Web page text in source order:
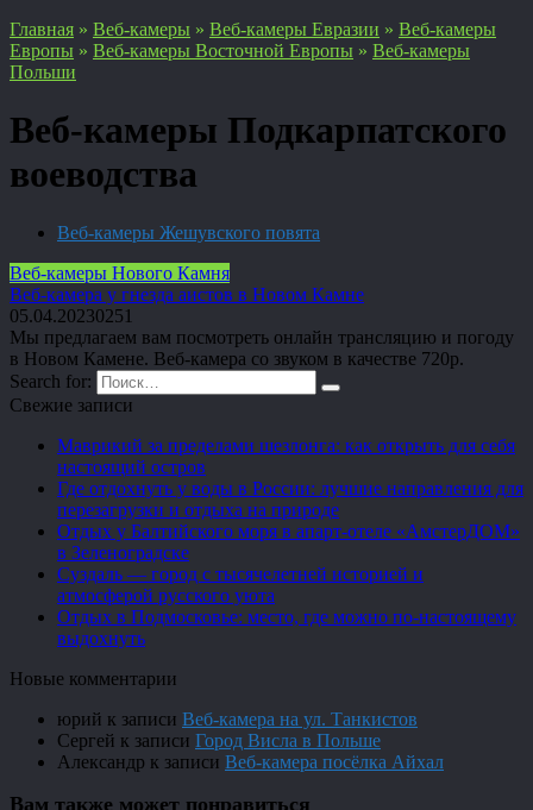
Главная » Веб-камеры » Веб-камеры Евразии » Веб-камеры
Европы » Веб-камеры Восточной Европы » Веб-камеры
Польши
Веб-камеры Подкарпатского
воеводства
Веб-камеры Жешувского повята
Веб-камеры Нового Камня
Веб-камера у гнезда аистов в Новом Камне
05.04.20230251
Мы предлагаем вам посмотреть онлайн трансляцию и погоду
в Новом Камене. Веб-камера со звуком в качестве 720p.
Search for:
Свежие записи
Маврикий за пределами шезлонга: как открыть для себя
настоящий остров
Где отдохнуть у воды в России: лучшие направления для
перезагрузки и отдыха на природе
Отдых у Балтийского моря в апарт-отеле «АмстерДОМ»
в Зеленоградске
Суздаль — город с тысячелетней историей и
атмосферой русского уюта
Отдых в Подмосковье: место, где можно по-настоящему
выдохнуть
Новые комментарии
юрий к записи Веб-камера на ул. Танкистов
Сергей к записи Город Висла в Польше
Александр к записи Веб-камера посёлка Айхал
Вам также может понравиться